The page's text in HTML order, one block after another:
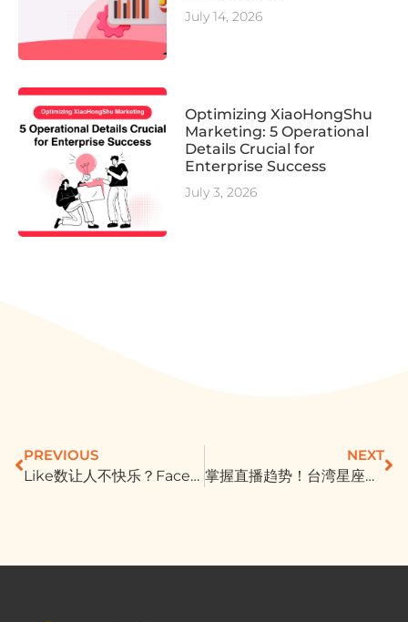
July 14, 2026
Optimizing XiaoHongShu
Marketing: 5 Operational
Details Crucial for
Enterprise Success
July 3, 2026
PREVIOUS
Like数让人不快乐？Facebook尝试隐藏按赞数
NEXT
掌握直播趋势！台湾星座专家唐绮阳 直播「吃」出社群新创意